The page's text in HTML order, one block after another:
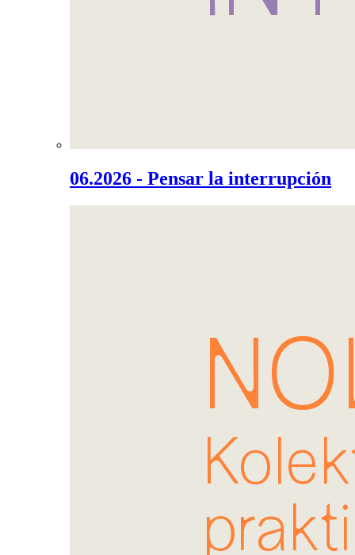
06.2026 - Pensar la interrupción